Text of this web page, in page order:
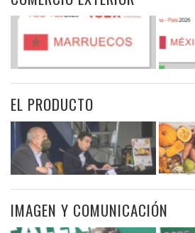
EL PRODUCTO
IMAGEN Y COMUNICACIÓN